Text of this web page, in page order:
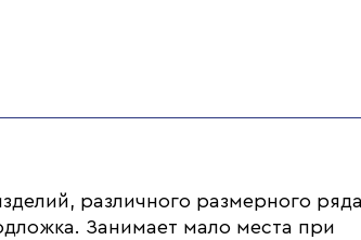
различного размерного
Занимает мало места при